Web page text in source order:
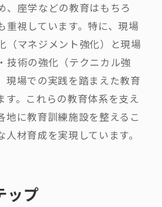
、座学などの教育はもちろ
重視しています。特に、現場
（マネジメント強化）と現場
技術の強化（テクニカル強
現場での実践を踏まえた教育
す。これらの教育体系を支え
地に教育訓練施設を整えるこ
材育成を実現しています。
ップ